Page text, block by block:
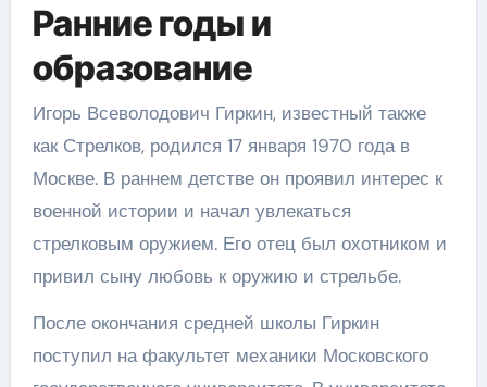
Ранние годы и
образование
Игорь Всеволодович Гиркин, известный также
как Стрелков, родился 17 января 1970 года в
Москве. В раннем детстве он проявил интерес к
военной истории и начал увлекаться
стрелковым оружием. Его отец был охотником и
привил сыну любовь к оружию и стрельбе.
После окончания средней школы Гиркин
поступил на факультет механики Московского